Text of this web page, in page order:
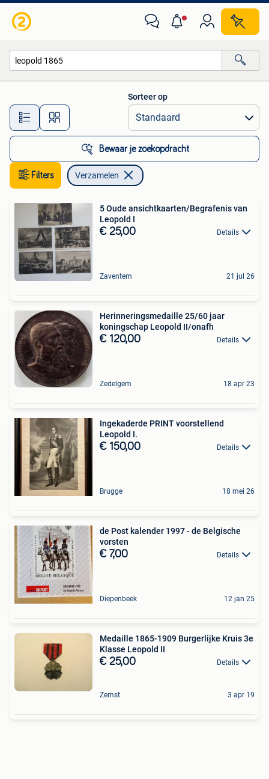
Alle afstanden…
Sorteer op
Bewaar je zoekopdracht
Filters Verzamelen
5 Oude ansichtkaarten/Begrafenis van
Leopold I
€ 25,00 Details
Zaventem 21 jul 26
Herinneringsmedaille 25/60 jaar
koningschap Leopold II/onafh
€ 120,00 Details
Zedelgem 18 apr 23
Ingekaderde PRINT voorstellend
Leopold I.
€ 150,00 Details
Brugge 18 mei 26
de Post kalender 1997 - de Belgische
vorsten
€ 7,00 Details
Diepenbeek 12 jan 25
Medaille 1865-1909 Burgerlijke Kruis 3e
Klasse Leopold II
€ 25,00 Details
Zemst 3 apr 19